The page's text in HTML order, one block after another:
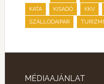
KATA , KISADÓ , KKV ,
SZÁLLODAIPAR ,
MÉDIAAJÁNLAT